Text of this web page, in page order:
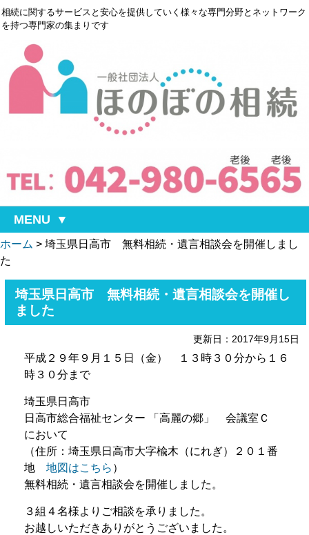
相続に関するサービスと安心を提供していく様々な専門分野とネットワーク
を持つ専門家の集まりです
MENU
ホーム > 埼玉県日高市 無料相続・遺言相談会を開催しまし
た
埼玉県日高市 無料相続・遺言相談会を開催し
ました
更新日：2017年9月15日
平成２９年９月１５日（金） １３時３０分から１６
時３０分まで
埼玉県日高市
日高市総合福祉センター 「高麗の郷」 会議室Ｃ
において
（住所：埼玉県日高市大字楡木（にれぎ）２０１番
地 地図はこちら ）
無料相続・遺言相談会を開催しました。
３組４名様よりご相談を承りました。
お越しいただきありがとうございました。